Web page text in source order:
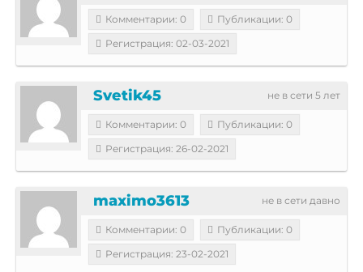
Комментарии: 0
Публикации: 0
Регистрация: 02-03-2021
не в сети 5 лет
Svetik45
Комментарии: 0
Публикации: 0
Регистрация: 26-02-2021
не в сети давно
maximo3613
Комментарии: 0
Публикации: 0
Регистрация: 23-02-2021